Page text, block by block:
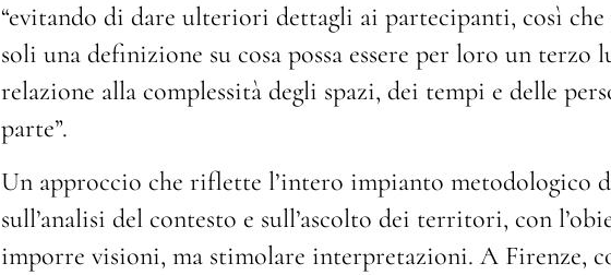
“evitando di dare ulteriori dettagli ai partecipanti, così che
soli una definizione su cosa possa essere per loro un terzo
relazione alla complessità degli spazi, dei tempi e delle
parte”.
Un approccio che riflette l’intero impianto metodologico
sull’analisi del contesto e sull’ascolto dei territori, con
imporre visioni, ma stimolare interpretazioni. A Firenze,